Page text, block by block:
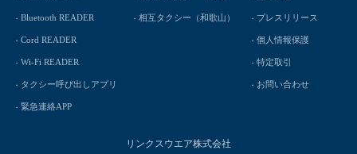
Bluetooth READER
Cord READER
Wi-Fi READER
タクシー呼び出しアプリ
緊急連絡APP
相互タクシー（和歌山） プレスリリース
個人情報保護
特定取引
お問い合わせ
リンクスウエア株式会社